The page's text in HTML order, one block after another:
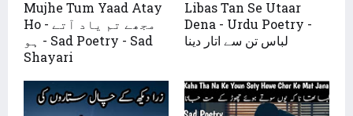
Mujhe Tum Yaad Atay
Ho - مجھے تم یاد آتے
ہو - Sad Poetry - Sad
Shayari
Libas Tan Se Utaar
Dena - Urdu Poetry -
لباس تن سے اتار دینا